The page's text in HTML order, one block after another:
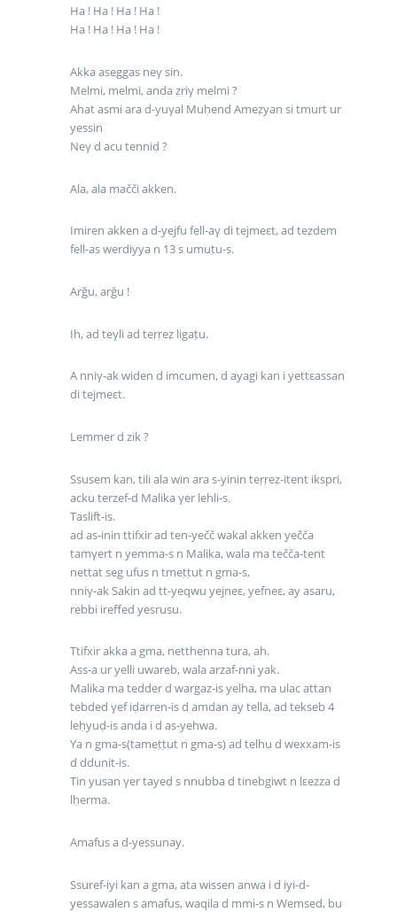
Ha ! Ha ! Ha ! Ha !
Ha ! Ha ! Ha ! Ha !
Akka aseggas neγ sin.
Melmi, melmi, anda ẓriγ melmi ?
Ahat asmi ara d-yuγal Muḥend Ameẓyan si tmurt ur
yessin
Neγ d acu tenniḍ ?
Ala, ala mačči akken.
Imiren akken a d-yejfu fell-aγ di tejmeεt, ad teẓḍem
fell-as werdiyya n 13 s umuṭu-s.
Arğu, arğu !
Ih, ad teγli ad teṛṛeẓ ligaṭu.
A nniγ-ak widen d imcumen, d ayagi kan i yettεassan
di tejmeεt.
Lemmer d zik ?
Ssusem kan, tili ala win ara s-yinin teṛṛeẓ-itent ikspri,
acku terzef-d Malika γer lehli-s.
Taslift-is.
ad as-inin ttifxir ad ten-yečč wakal akken yečča
tamγert n yemma-s n Malika, wala ma tečča-tent
nettat seg ufus n tmeṭṭut n gma-s,
nniγ-ak Sakin ad tt-yeqwu yejneε, yefneε, ay asaru,
rebbi ireffed yesrusu.
Ttifxir akka a gma, netthenna tura, ah.
Ass-a ur yelli uwareb, wala arzaf-nni yak.
Malika ma tedder d wargaz-is yelha, ma ulac attan
tebded γef iḍarren-is d amdan ay tella, ad tekseb 4
leḥyuḍ-is anda i d as-yehwa.
Ya n gma-s(tameṭṭut n gma-s) ad telhu d wexxam-is
d ddunit-is.
Tin yusan γer tayeḍ s nnubba d tinebgiwt n lεezza d
lḥerma.
Amafus a d-yeṣṣunay.
Ssuref-iyi kan a gma, ata wissen anwa i d iyi-d-
yessawalen s amafus, waqila d mmi-s n Wemsed, bu